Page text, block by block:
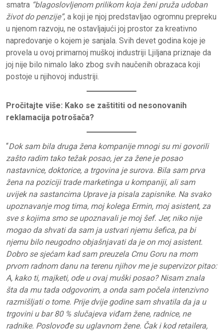
smatra “blagoslovljenom prilikom koja ženi pruža udoban
život do penzije”, a koji je njoj predstavljao ogromnu prepreku
u njenom razvoju, ne ostavljajući joj prostor za kreativno
napredovanje o kojem je sanjala. Svih devet godina koje je
provela u ovoj primarnoj muškoj industriji Ljiljana priznaje da
joj nije bilo nimalo lako zbog svih naučenih obrazaca koji
postoje u njihovoj industriji.
Pročitajte više: Kako se zaštititi od nesonovanih
reklamacija potrošača?
“Dok sam bila druga žena kompanije mnogi su mi govorili
zašto radim tako težak posao, jer za žene je posao
nastavnice, doktorice, a trgovina je surova. Bila sam prva
žena na poziciji trade marketinga u kompaniji, ali sam
uvijek na sastancima Uprave ja pisala zapisnike. Na svako
upoznavanje mog tima, moj kolega Ermin, moj asistent, za
sve s kojima smo se upoznavali je moj šef. Jer, niko nije
mogao da shvati da sam ja ustvari njemu šefica, pa bi
njemu bilo neugodno objašnjavati da je on moj asistent.
Dobro se sjećam kad sam preuzela Crnu Goru na mom
prvom radnom danu na terenu njihov me je supervizor pitao:
A, kako ti, majketi, ode u ovaj muški posao? Nisam znala
šta da mu tada odgovorim, a onda sam počela intenzivno
razmišljati o tome. Prije dvije godine sam shvatila da ja u
trgovini u bar 80 % slučajeva viđam žene, radnice, ne
radnike. Poslovođe su uglavnom žene. Čak i kod retailera,